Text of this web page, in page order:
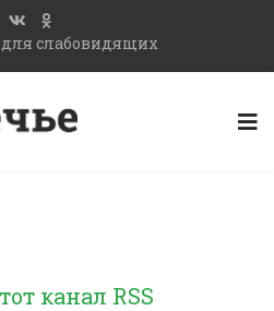
слабовидящих
канал RSS